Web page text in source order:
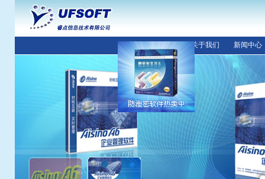
首 页 关于我们 新闻中心